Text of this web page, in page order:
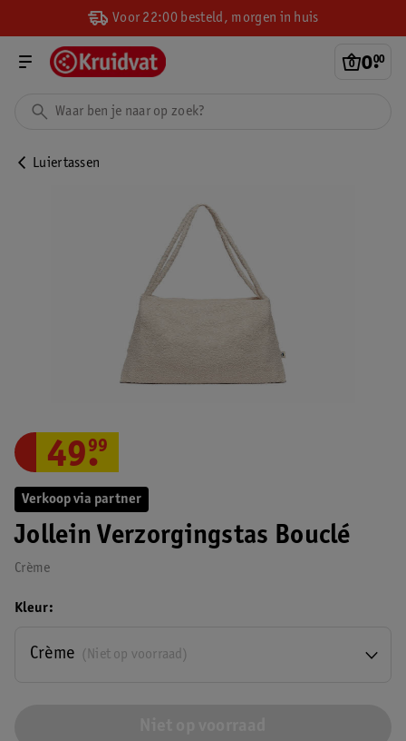
Voor 22:00 besteld, morgen in huis
0.
00
Luiertassen
Verkoop via partner
Jollein Verzorgingstas Bouclé
Crème
49.
99
Kleur
(Niet op voorraad)
Crème